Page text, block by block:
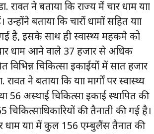
ने बताया कि राज्य में चार धाम यात्रा
बताया कि चारों धामों सहित यात्रा
गई है, इसके साथ ही स्वास्थ्य महकमे को
धाम आने वाले 37 हजार से अधिक
विभिन्न चिकित्सा इकाईयों में सात हजार
ने बताया कि यात्रा मार्गों पर स्वास्थ्य
अस्थाई चिकित्सा इकाई स्थापित की
की तैनाती की गई है।
यात्रा में कुल 156 एम्बुलैंस तैनात की